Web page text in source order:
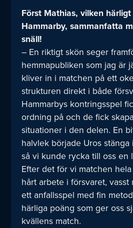
Först Mathias, vilken
Hammarby, sammanfatta
snäll!
– En riktigt skön seger
hemmapubliken som jag är
kliver in i matchen på ett
strukturen direkt i både
Hammarbys kontringsspel
ordning på och de fick
situationer i den delen. En
halvlek började Uros
så vi kunde rycka till oss en
Efter det för vi matchen
hårt arbete i försvaret, vasst
ett anfallsspel med fin
härliga poäng som ger oss
kvällens match.